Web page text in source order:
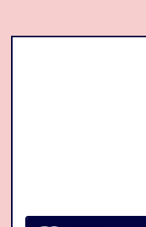
よくある質問集